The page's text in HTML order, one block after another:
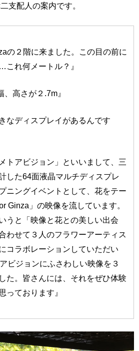
支配人の案内です。
の２階に来ました。この目の前に
れ何メートル？』
高さが２.7m』
なディスプレイがあるんです
トアビジョン」といいまして、三
した64面液晶マルチディスプレ
ニングイベントとして、花をテー
Ginza」の映像を流しています。
うと「映像と花との美しい出会
わせて３人のフラワーアーティス
コラボレーションしていただい
ビジョンにふさわしい映像を３
た。皆さんには、それをぜひ体験
っております』